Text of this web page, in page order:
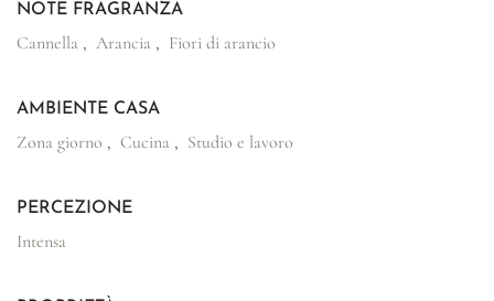
NOTE FRAGRANZA
Cannella , Arancia , Fiori di arancio
AMBIENTE CASA
Zona giorno , Cucina , Studio e lavoro
PERCEZIONE
Intensa